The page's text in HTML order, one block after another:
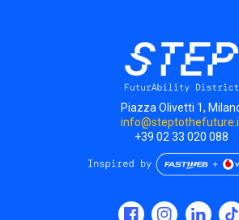
Piazza Olivetti 1,
+39 02 33 020 088